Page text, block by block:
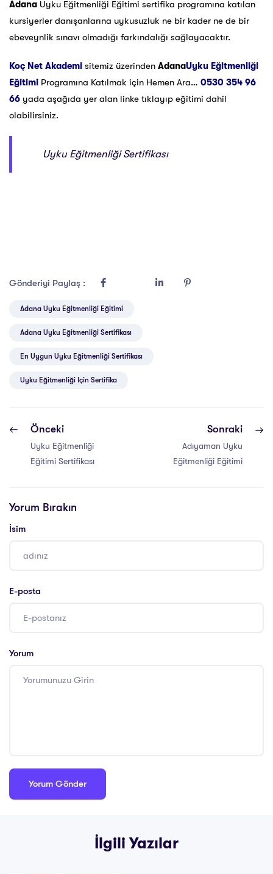
Adana Uyku Eğitmenliği Eğitimi sertifika programına katılan
kursiyerler danışanlarına uykusuzluk ne bir kader ne de bir
ebeveynlik sınavı olmadığı farkındalığı sağlayacaktır.
Koç Net Akademi sitemiz üzerinden AdanaUyku Eğitmenliği
Eğitimi Programına Katılmak için Hemen Ara… 0530 354 96
66 yada aşağıda yer alan linke tıklayıp eğitimi dahil
olabilirsiniz.
Uyku Eğitmenliği Sertifikası
Gönderiyi Paylaş :
Adana Uyku Eğitmenliği Eğitimi
Adana Uyku Eğitmenliği Sertifikası
En Uygun Uyku Eğitmenliği Sertifikası
Uyku Eğitmenliği Için Sertifika
Önceki
Uyku Eğitmenliği
Eğitimi Sertifikası
Sonraki
Adıyaman Uyku
Eğitmenliği Eğitimi
Yorum Bırakın
İsim
E-posta
Yorum
İlgili Yazılar